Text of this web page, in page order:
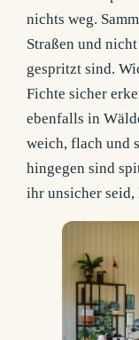
nichts weg.
Straßen und
gespritzt sind.
Fichte sicher
ebenfalls in
weich, flach und
hingegen sind
ihr unsicher seid,